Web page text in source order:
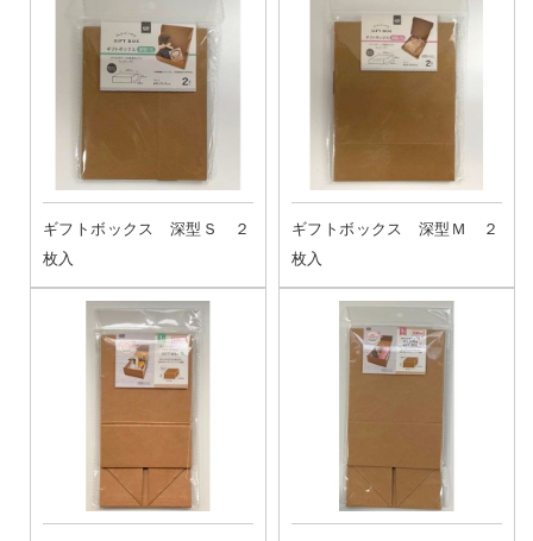
ギフトボックス 深型Ｓ ２
枚入
ギフトボックス 深型Ｍ ２
枚入